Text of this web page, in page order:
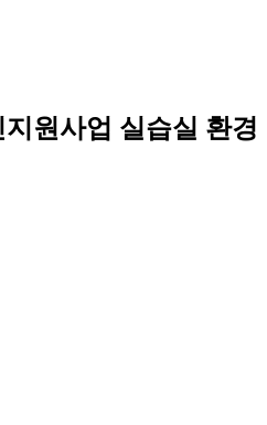
원사업 실습실 환경